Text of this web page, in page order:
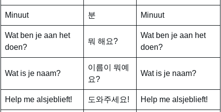
Minuut 분 Minuut
Wat ben je aan het
doen?
뭐 해요?
Wat ben je aan het
doen?
Wat is je naam?
이름이 뭐예
요?
Wat is je naam?
Help me alsjeblieft! 도와주세요! Help me alsjeblieft!